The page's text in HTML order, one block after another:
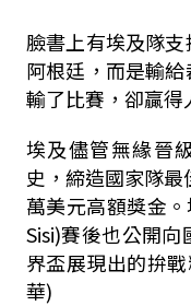
臉書上有埃及隊
阿根廷，而是輸
輸了比賽，卻贏得
埃及儘管無緣晉
史，締造國家隊
萬美元高額獎金
Sisi)賽後也公開
界盃展現出的拚
華)